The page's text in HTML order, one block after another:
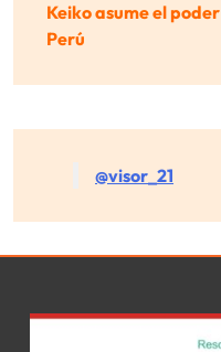
Keiko asume el
Perú
@visor_21